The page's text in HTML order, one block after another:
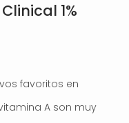
1%
favoritos en
A son muy